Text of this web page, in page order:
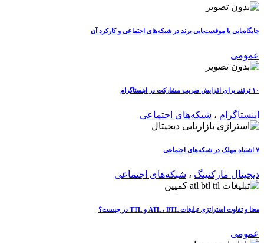
جایگاه‌یابی یا موقعیت‌یابی برند در شبکه‌های اجتماعی و کارکرد آن
عمومی
۱۰ ترفند برای افزایش ضریب مشارکت در اینستاگرام
اینستاگرام ، شبکه‌های اجتماعی
۷ اشتباه مهلک در شبکه‌های اجتماعی
دیجیتال مارکتینگ ، شبکه‌های اجتماعی
معنا و تفاوت استراتژی تبلیغات ATL ، BTL و TTL در چیست؟
عمومی